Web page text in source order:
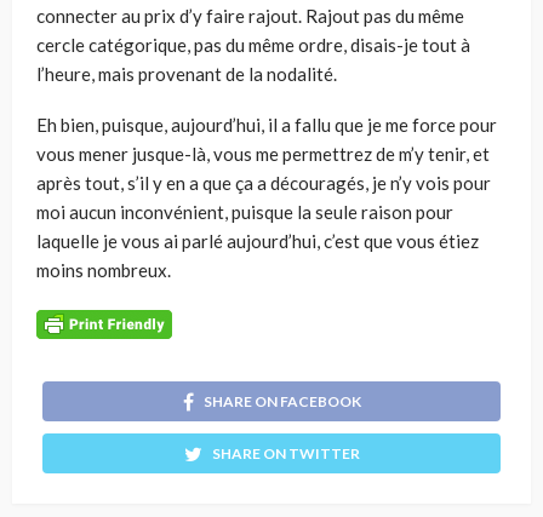
connecter au prix d’y faire rajout. Rajout pas du même
cercle catégo­rique, pas du même ordre, disais-je tout à
l’heure, mais provenant de la nodalité.
Eh bien, puisque, aujourd’hui, il a fallu que je me force pour
vous mener jusque-là, vous me permettrez de m’y tenir, et
après tout, s’il y en a que ça a découragés, je n’y vois pour
moi aucun inconvénient, puisque la seule raison pour
laquelle je vous ai parlé aujourd’hui, c’est que vous étiez
moins nombreux.
SHARE ON FACEBOOK
SHARE ON TWITTER